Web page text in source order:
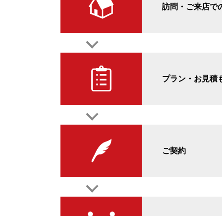
訪問・ご来店で
プラン・お見積
ご契約